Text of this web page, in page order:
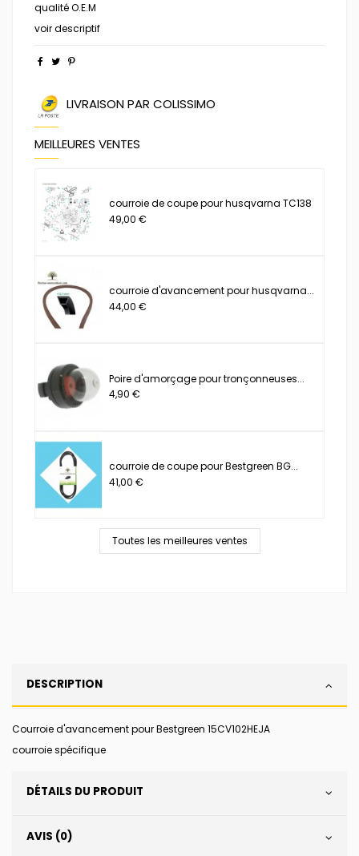
qualité O.E.M
voir descriptif
LIVRAISON PAR COLISSIMO
MEILLEURES VENTES
courroie de coupe pour husqvarna TC138
49,00 €
courroie d'avancement pour husqvarna...
44,00 €
Poire d'amorçage pour tronçonneuses...
4,90 €
courroie de coupe pour Bestgreen BG...
41,00 €
Toutes les meilleures ventes
DESCRIPTION
Courroie d'avancement pour Bestgreen 15CV102HEJA
courroie spécifique
DÉTAILS DU PRODUIT
AVIS (0)